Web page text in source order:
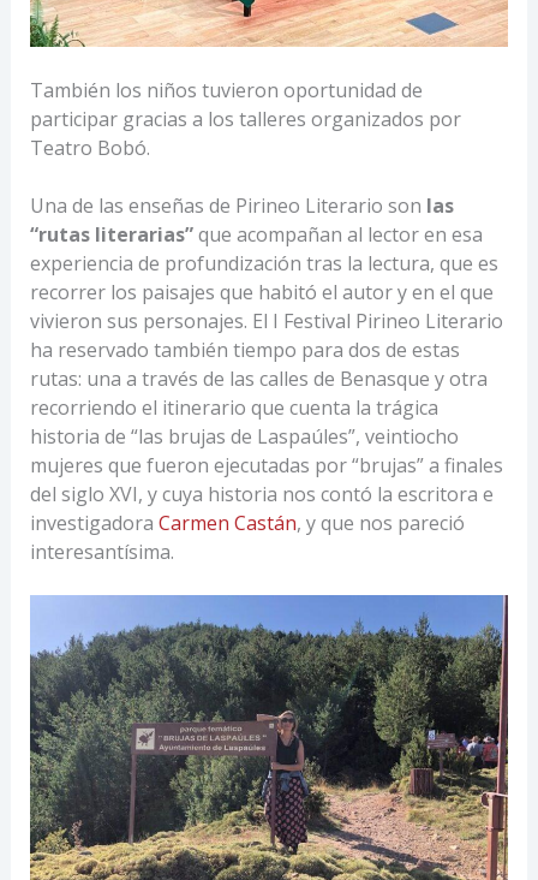
También los niños tuvieron oportunidad de
participar gracias a los talleres organizados por
Teatro Bobó.
Una de las enseñas de Pirineo Literario son las
“rutas literarias”que acompañan al lector en esa
experiencia de profundización tras la lectura, que es
recorrer los paisajes que habitó el autor y en el que
vivieron sus personajes. El I Festival Pirineo Literario
ha reservado también tiempo para dos de estas
rutas: una a través de las calles de Benasque y otra
recorriendo el itinerario que cuenta la trágica
historia de “las brujas de Laspaúles”, veintiocho
mujeres que fueron ejecutadas por “brujas” a finales
del siglo XVI, y cuya historia nos contó la escritora e
investigadora Carmen Castán, y que nos pareció
interesantísima.